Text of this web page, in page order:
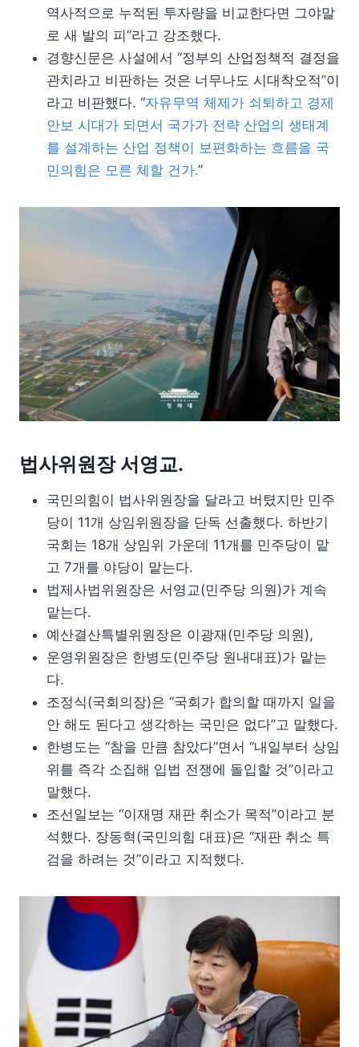
역사적으로 누적된 투자량을 비교한다면 그야말
로 새 발의 피”라고 강조했다.
경향신문은 사설에서 “정부의 산업정책적 결정을
관치라고 비판하는 것은 너무나도 시대착오적”이
라고 비판했다. “자유무역 체제가 쇠퇴하고 경제
안보 시대가 되면서 국가가 전략 산업의 생태계
를 설계하는 산업 정책이 보편화하는 흐름을 국
민의힘은 모른 체할 건가.”
법사위원장 서영교.
국민의힘이 법사위원장을 달라고 버텼지만 민주
당이 11개 상임위원장을 단독 선출했다. 하반기
국회는 18개 상임위 가운데 11개를 민주당이 맡
고 7개를 야당이 맡는다.
법제사법위원장은 서영교(민주당 의원)가 계속
맡는다.
예산결산특별위원장은 이광재(민주당 의원),
운영위원장은 한병도(민주당 원내대표)가 맡는
다.
조정식(국회의장)은 “국회가 합의할 때까지 일을
안 해도 된다고 생각하는 국민은 없다”고 말했다.
한병도는 “참을 만큼 참았다”면서 “내일부터 상임
위를 즉각 소집해 입법 전쟁에 돌입할 것”이라고
말했다.
조선일보는 “이재명 재판 취소가 목적”이라고 분
석했다. 장동혁(국민의힘 대표)은 “재판 취소 특
검을 하려는 것”이라고 지적했다.